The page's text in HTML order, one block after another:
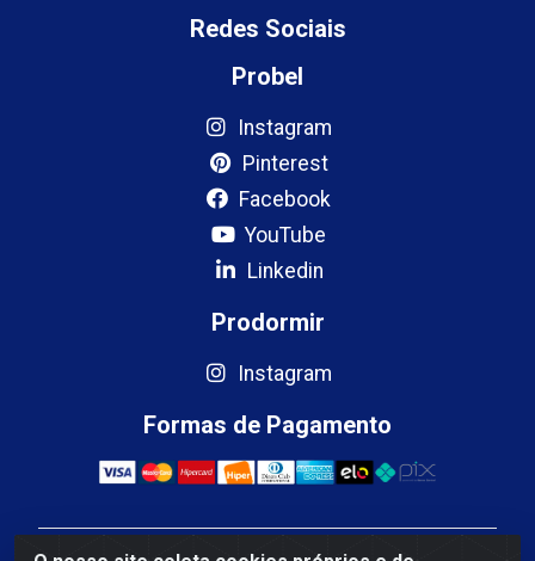
Redes Sociais
Probel
Instagram
Pinterest
Facebook
YouTube
Linkedin
Prodormir
Instagram
Formas de Pagamento